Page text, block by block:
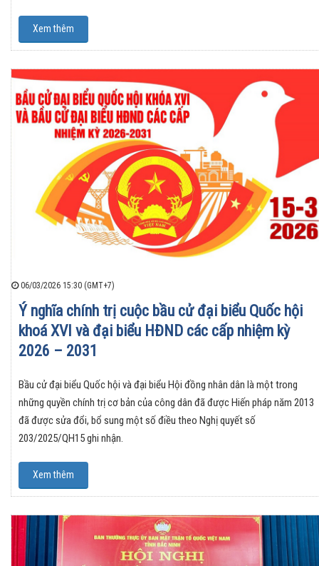
Xem thêm
06/03/2026 15:30 (GMT+7)
Ý nghĩa chính trị cuộc bầu cử đại biểu Quốc hội
khoá XVI và đại biểu HĐND các cấp nhiệm kỳ
2026 – 2031
Bầu cử đại biểu Quốc hội và đại biểu Hội đồng nhân dân là một trong
những quyền chính trị cơ bản của công dân đã được Hiến pháp năm 2013
đã được sửa đổi, bổ sung một số điều theo Nghị quyết số
203/2025/QH15 ghi nhận.
Xem thêm